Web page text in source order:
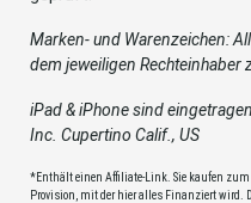
Marken- und Warenzeichen:
dem jeweiligen Rechteinhaber
iPad & iPhone sind
Inc. Cupertino Calif., US
*Enthält einen Affiliate-Link. Sie kaufen
Provision, mit der hier alles Finanziert wird.